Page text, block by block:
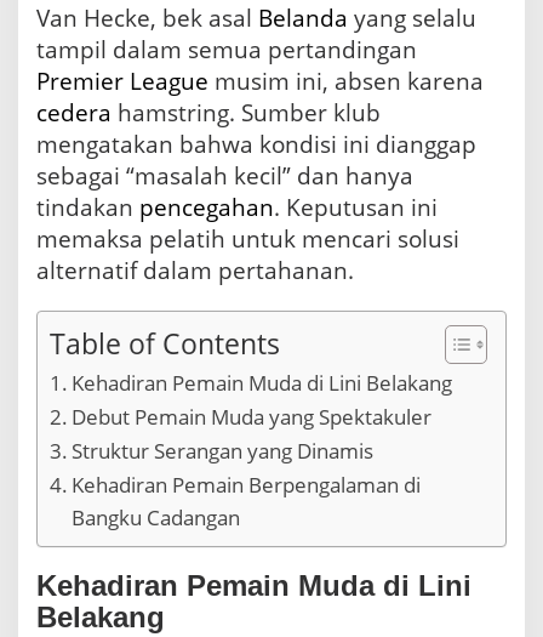
h
t
n
M
n
g
h
d
a
C
y
s
a
l
a
l
c
Van Hecke, bek asal Belanda yang selalu
tampil dalam semua pertandingan
Premier League musim ini, absen karena
cedera hamstring. Sumber klub
mengatakan bahwa kondisi ini dianggap
sebagai “masalah kecil” dan hanya
tindakan pencegahan. Keputusan ini
memaksa pelatih untuk mencari solusi
alternatif dalam pertahanan.
Table of Contents
Kehadiran Pemain Muda di Lini Belakang
Debut Pemain Muda yang Spektakuler
Struktur Serangan yang Dinamis
Kehadiran Pemain Berpengalaman di
Bangku Cadangan
Kehadiran Pemain Muda di Lini
Belakang